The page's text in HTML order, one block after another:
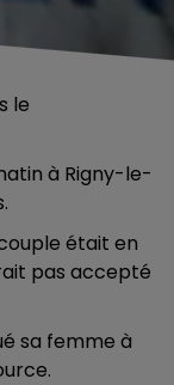
le
à Rigny-le-
était en
pas accepté
sa femme à